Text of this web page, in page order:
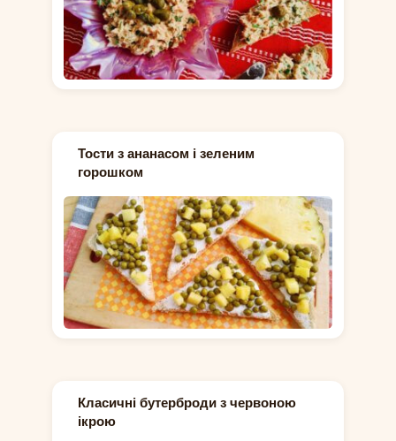
Тости з ананасом і зеленим
горошком
Класичні бутерброди з червоною
ікрою